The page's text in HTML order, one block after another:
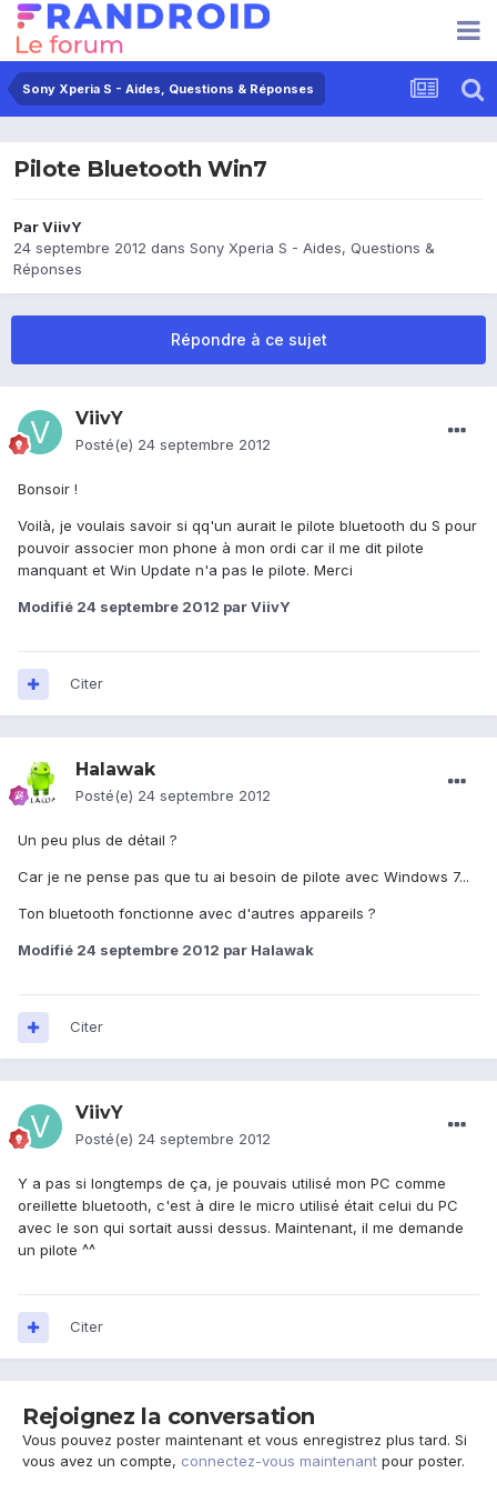
Sony Xperia S - Aides, Questions & Réponses
Pilote Bluetooth Win7
ParViivY
24 septembre 2012 dans Sony Xperia S - Aides, Questions &
Réponses
Répondre à ce sujet
ViivY
Posté(e) 24 septembre 2012
Bonsoir !
Voilà, je voulais savoir si qq'un aurait le pilote bluetooth du S pour
pouvoir associer mon phone à mon ordi car il me dit pilote
manquant et Win Update n'a pas le pilote. Merci
Modifié 24 septembre 2012 par ViivY
Citer
Halawak
Posté(e) 24 septembre 2012
Un peu plus de détail ?
Car je ne pense pas que tu ai besoin de pilote avec Windows 7...
Ton bluetooth fonctionne avec d'autres appareils ?
Modifié 24 septembre 2012 par Halawak
Citer
ViivY
Posté(e) 24 septembre 2012
Y a pas si longtemps de ça, je pouvais utilisé mon PC comme
oreillette bluetooth, c'est à dire le micro utilisé était celui du PC
avec le son qui sortait aussi dessus. Maintenant, il me demande
un pilote ^^
Citer
Rejoignez la conversation
Vous pouvez poster maintenant et vous enregistrez plus tard. Si
vous avez un compte, connectez-vous maintenant pour poster.